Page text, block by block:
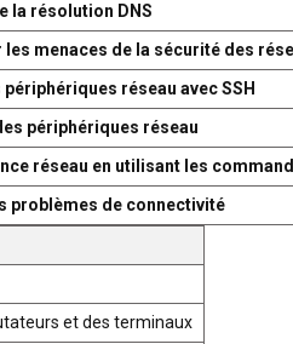
la résolution DNS
menaces de la sécurité des
réseau avec SSH
périphériques réseau
réseau en utilisant les
problèmes de connectivité
et des terminaux